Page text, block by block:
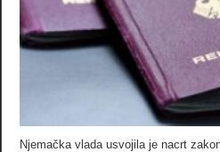
Njemačka vlada usvojila je nacrt